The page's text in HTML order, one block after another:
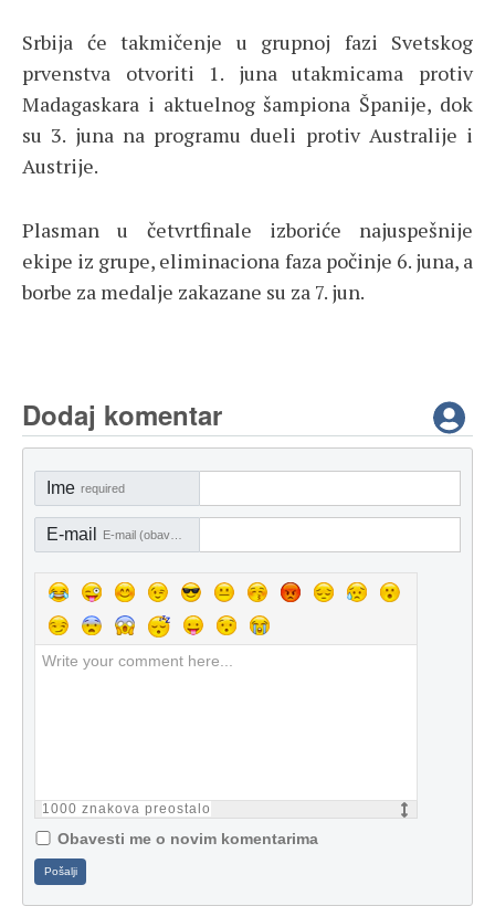
Srbija će takmičenje u grupnoj fazi Svetskog
prvenstva otvoriti 1. juna utakmicama protiv
Madagaskara i aktuelnog šampiona Španije, dok
su 3. juna na programu dueli protiv Australije i
Austrije.
Plasman u četvrtfinale izboriće najuspešnije
ekipe iz grupe, eliminaciona faza počinje 6. juna, a
borbe za medalje zakazane su za 7. jun.
Dodaj komentar
Ime required
E-mail
1000 znakova preostalo
Obavesti me o novim komentarima
Pošalji